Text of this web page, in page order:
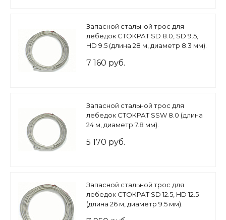
Запасной стальной трос для
лебедок СТОКРАТ SD 8.0, SD 9.5,
HD 9.5 (длина 28 м, диаметр 8.3 мм).
7 160 руб.
Запасной стальной трос для
лебедок СТОКРАТ SSW 8.0 (длина
24 м, диаметр 7.8 мм).
5 170 руб.
Запасной стальной трос для
лебедок СТОКРАТ SD 12.5, HD 12.5
(длина 26 м, диаметр 9.5 мм).